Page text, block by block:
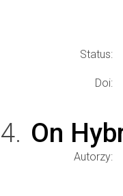
Status:
Doi:
On
Autorzy: